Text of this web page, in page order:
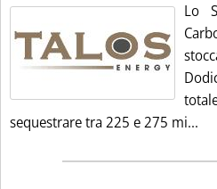
Lo
sequestrare tra 225 e 275 mi...